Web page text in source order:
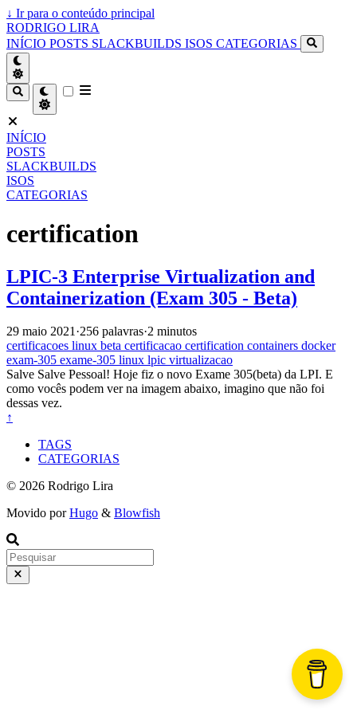
↓ Ir para o conteúdo principal
RODRIGO LIRA
INÍCIO POSTS SLACKBUILDS ISOS CATEGORIAS
INÍCIO
POSTS
SLACKBUILDS
ISOS
CATEGORIAS
certification
LPIC-3 Enterprise Virtualization and
Containerization (Exam 305 - Beta)
29 maio 2021·256 palavras·2 minutos
certificacoes linux beta certificacao certification containers docker
exam-305 exame-305 linux lpic virtualizacao
Salve Salve Pessoal! Hoje fiz o novo Exame 305(beta) da LPI. E
como vocês podem ver na imagem abaixo, imagino que não foi
dessas vez.
↑
TAGS
CATEGORIAS
© 2026 Rodrigo Lira
Movido porHugo & Blowfish